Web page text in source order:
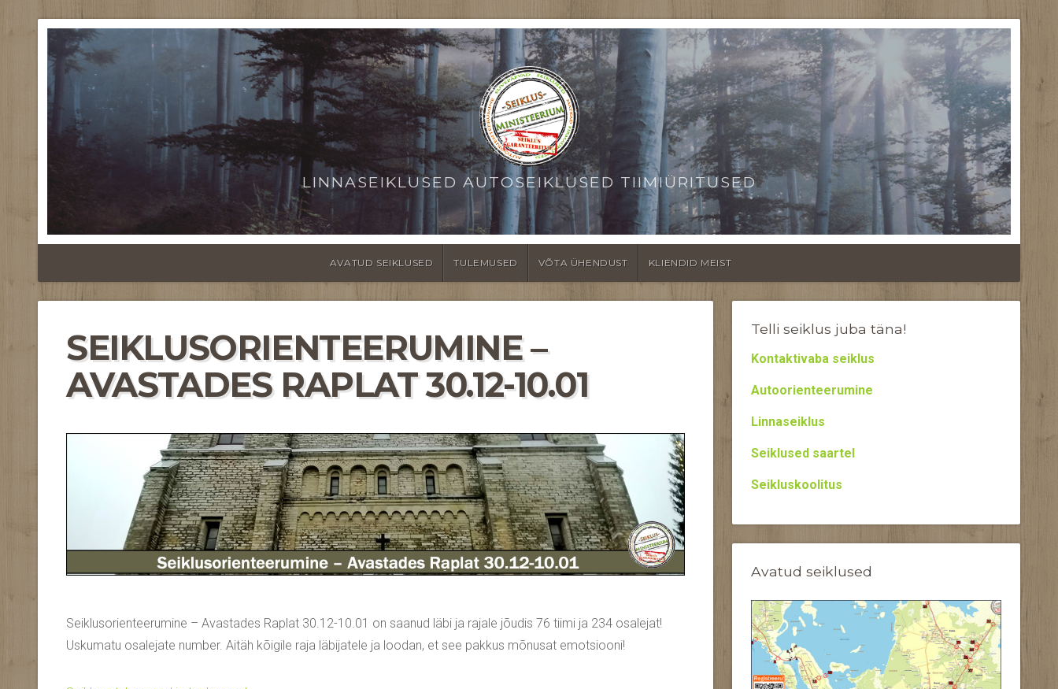
LINNASEIKLUSED AUTOSEIKLUSED TIIMIÜRITUSED
AVATUD SEIKLUSED TULEMUSED VÕTA ÜHENDUST KLIENDID MEIST
SEIKLUSORIENTEERUMINE –
AVASTADES RAPLAT 30.12-10.01
Seiklusorienteerumine – Avastades Raplat 30.12-10.01 on saanud läbi ja rajale jõudis 76 tiimi ja 234 osalejat!
Uskumatu osalejate number. Aitäh kõigile raja läbijatele ja loodan, et see pakkus mõnusat emotsiooni!
Telli seiklus juba täna!
Kontaktivaba seiklus
Autoorienteerumine
Linnaseiklus
Seiklused saartel
Seikluskoolitus
Avatud seiklused